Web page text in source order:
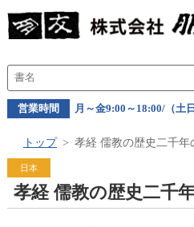
営業時間 月～金9:00～18:00/（土
トップ 孝経 儒教の歴史二千年
日本
孝経 儒教の歴史二千